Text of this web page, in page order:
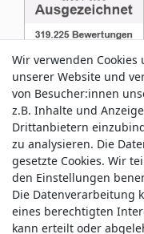
Service &
Wir verwenden
unserer Website und
von Besucher:innen
z.B. Inhalte und
Drittanbietern
zu analysieren. Die
gesetzte Cookies. Wir
den Einstellungen
Die Datenverarbeitung
eines berechtigten
kann erteilt oder